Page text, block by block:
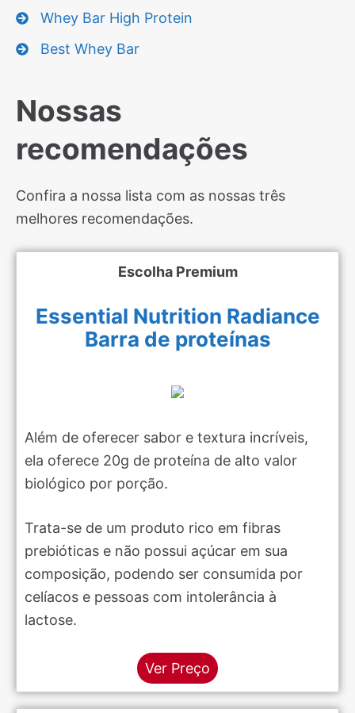
Whey Bar High Protein
Best Whey Bar
Nossas
recomendações
Confira a nossa lista com as nossas três
melhores recomendações.
Escolha Premium
Essential Nutrition Radiance
Barra de proteínas
Além de oferecer sabor e textura incríveis,
ela oferece 20g de proteína de alto valor
biológico por porção.
Trata-se de um produto rico em fibras
prebióticas e não possui açúcar em sua
composição, podendo ser consumida por
celíacos e pessoas com intolerância à
lactose.
Ver Preço